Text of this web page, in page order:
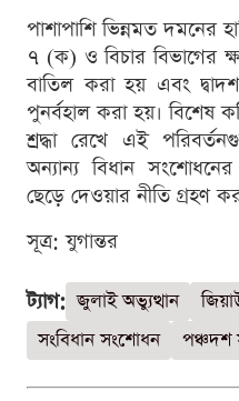
পাশাপাশি ভিন্নমত দমনের
৭ (ক) ও বিচার বিভাগের
বাতিল করা হয় এবং
পুনর্বহাল করা হয়। বিশেষ
শ্রদ্ধা রেখে এই
অন্যান্য বিধান
ছেড়ে দেওয়ার নীতি গ্রহণ
সূত্র: যুগান্তর
ট্যাগ: জুলাই অভ্যুত্থান
সংবিধান সংশোধন
পঞ্চদশ